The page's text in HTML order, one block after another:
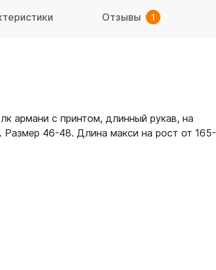
Отзывы 1
армани с принтом, длинный рукав, на
Размер 46-48. Длина макси на рост от 165-